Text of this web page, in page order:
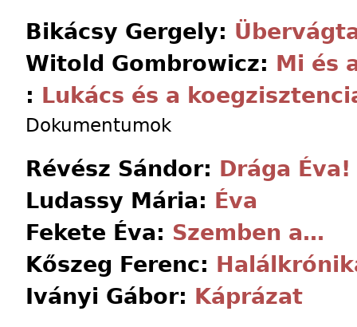
Bikácsy Gergely:
Witold Gombrowicz: Mi és
: Lukács és a
Dokumentumok
Révész Sándor: Drága Éva!
Ludassy Mária: Éva
Fekete Éva: Szemben a…
Kőszeg Ferenc:
Iványi Gábor: Káprázat